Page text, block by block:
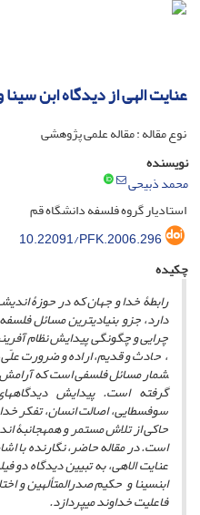
عنایت‌ الهی‌ از دیدگاه‌ ابن‌
نوع مقاله : مقاله علمی پژوهشی
نویسنده
محمد ذبیحی
استادیار گروه فلسفه دانشگاه قم
10.22091/PFK.2006.296
چکیده
رابطۀ خدا و جهان که در حوزۀ
دارد، جزو بنیادی­ترین مسائل
چرایی و چگونگی پیدایش نظام
شمار مسائل فلسفی است که آرامش
گرفته است. پیدایش
سوفسطایی، اصالت انسان، تفکر
حاکی از تلاش مستمر و همه­جانبۀ
است. در مقاله حاضر، نگارنده با
عنایت الاهی، به تبیین دیدگاه
ابن­سینا و حکیم صدرالمتألهین و
فاعلیت خداوند می­پردازد.